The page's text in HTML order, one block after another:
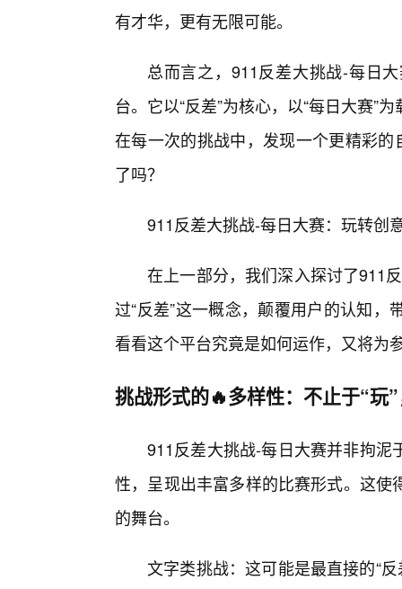
有才华，更有无限可能。
总而言之，911反差大挑战-每日
台。它以“反差”为核心，以“每日大赛”
在每一次的挑战中，发现一个更精彩
了吗？
911反差大挑战-每日大赛：玩转创
在上一部分，我们深入探讨了
过“反差”这一概念，颠覆用户的认知
看看这个平台究竟是如何运作，又将为
挑战形式的🔥多样性：不止于“玩
911反差大挑战-每日大赛并非拘泥
性，呈现出丰富多样的比赛形式。这
的舞台。
文字类挑战：这可能是最直接的“